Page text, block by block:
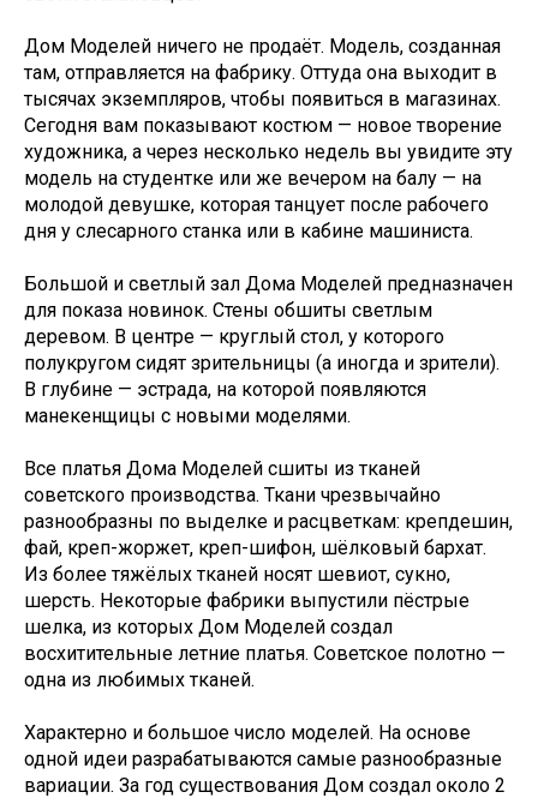
Дом Моделей ничего не продаёт. Модель, созданная
там, отправляется на фабрику. Оттуда она выходит в
тысячах экземпляров, чтобы появиться в магазинах.
Сегодня вам показывают костюм — новое творение
художника, а через несколько недель вы увидите эту
модель на студентке или же вечером на балу — на
молодой девушке, которая танцует после рабочего
дня у слесарного станка или в кабине машиниста.
Большой и светлый зал Дома Моделей предназначен
для показа новинок. Стены обшиты светлым
деревом. В центре — круглый стол, у которого
полукругом сидят зрительницы (а иногда и зрители).
В глубине — эстрада, на которой появляются
манекенщицы с новыми моделями.
Все платья Дома Моделей сшиты из тканей
советского производства. Ткани чрезвычайно
разнообразны по выделке и расцветкам: крепдешин,
фай, креп-жоржет, креп-шифон, шёлковый бархат.
Из более тяжёлых тканей носят шевиот, сукно,
шерсть. Некоторые фабрики выпустили пёстрые
шелка, из которых Дом Моделей создал
восхитительные летние платья. Советское полотно —
одна из любимых тканей.
Характерно и большое число моделей. На основе
одной идеи разрабатываются самые разнообразные
вариации. За год существования Дом создал около 2